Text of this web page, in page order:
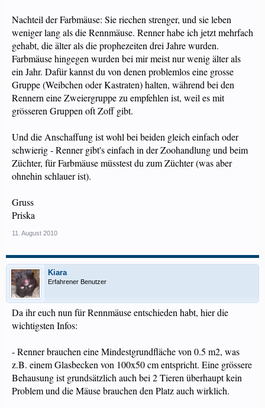
Nachteil der Farbmäuse: Sie riechen strenger, und sie leben
weniger lang als die Rennmäuse. Renner habe ich jetzt mehrfach
gehabt, die älter als die prophezeiten drei Jahre wurden.
Farbmäuse hingegen wurden bei mir meist nur wenig älter als
ein Jahr. Dafür kannst du von denen problemlos eine grosse
Gruppe (Weibchen oder Kastraten) halten, während bei den
Rennern eine Zweiergruppe zu empfehlen ist, weil es mit
grösseren Gruppen oft Zoff gibt.
Und die Anschaffung ist wohl bei beiden gleich einfach oder
schwierig - Renner gibt's einfach in der Zoohandlung und beim
Züchter, für Farbmäuse müsstest du zum Züchter (was aber
ohnehin schlauer ist).
Gruss
Priska
11. August 2010
Kiara
Erfahrener Benutzer
Da ihr euch nun für Rennmäuse entschieden habt, hier die
wichtigsten Infos:
- Renner brauchen eine Mindestgrundfläche von 0.5 m2, was
z.B. einem Glasbecken von 100x50 cm entspricht. Eine grössere
Behausung ist grundsätzlich auch bei 2 Tieren überhaupt kein
Problem und die Mäuse brauchen den Platz auch wirklich.